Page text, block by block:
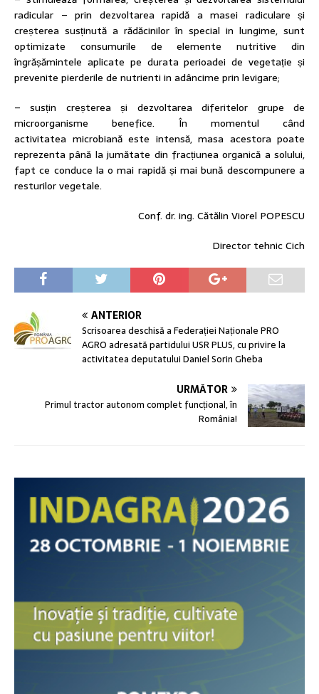
radicular – prin dezvoltarea rapidă a masei radiculare și
creșterea susținută a rădăcinilor în special in lungime, sunt
optimizate consumurile de elemente nutritive din
îngrășămintele aplicate pe durata perioadei de vegetație și
prevenite pierderile de nutrienti in adâncime prin levigare;
– susțin creșterea și dezvoltarea diferitelor grupe de
microorganisme benefice. În momentul când
activitatea microbiană este intensă, masa acestora poate
reprezenta până la jumătate din fracțiunea organică a solului,
fapt ce conduce la o mai rapidă și mai bună descompunere a
resturilor vegetale.
Conf. dr. ing. Cătălin Viorel POPESCU
Director tehnic Cich
ANTERIOR
Scrisoarea deschisă a Federației Naționale PRO
AGRO adresată partidului USR PLUS, cu privire la
activitatea deputatului Daniel Sorin Gheba
URMĂTOR
Primul tractor autonom complet funcțional, în
România!